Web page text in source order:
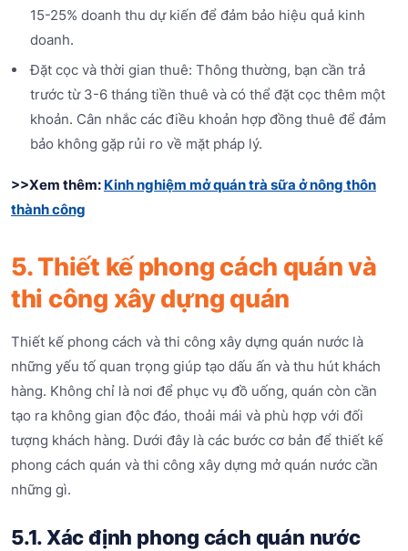
15-25% doanh thu dự kiến để đảm bảo hiệu quả kinh
doanh.
Đặt cọc và thời gian thuê: Thông thường, bạn cần trả
trước từ 3-6 tháng tiền thuê và có thể đặt cọc thêm một
khoản. Cân nhắc các điều khoản hợp đồng thuê để đảm
bảo không gặp rủi ro về mặt pháp lý.
>>Xem thêm: Kinh nghiệm mở quán trà sữa ở nông thôn
thành công
5. Thiết kế phong cách quán và
thi công xây dựng quán
Thiết kế phong cách và thi công xây dựng quán nước là
những yếu tố quan trọng giúp tạo dấu ấn và thu hút khách
hàng. Không chỉ là nơi để phục vụ đồ uống, quán còn cần
tạo ra không gian độc đáo, thoải mái và phù hợp với đối
tượng khách hàng. Dưới đây là các bước cơ bản để thiết kế
phong cách quán và thi công xây dựng mở quán nước cần
những gì.
5.1. Xác định phong cách quán nước